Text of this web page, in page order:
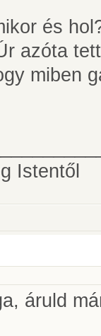
és
azóta
miben
Istentől
áruld